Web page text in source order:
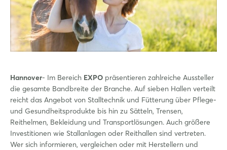
Hannover- Im Bereich EXPO präsentieren zahlreiche Aussteller
die gesamte Bandbreite der Branche. Auf sieben Hallen verteilt
reicht das Angebot von Stalltechnik und Fütterung über Pflege-
und Gesundheitsprodukte bis hin zu Sätteln, Trensen,
Reithelmen, Bekleidung und Transportlösungen. Auch größere
Investitionen wie Stallanlagen oder Reithallen sind vertreten.
Wer sich informieren, vergleichen oder mit Herstellern und